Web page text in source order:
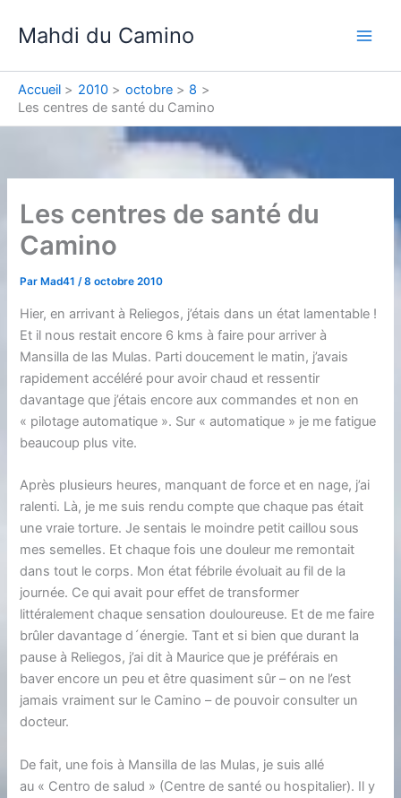
Mahdi du Camino
Accueil 2010 octobre
8
Les centres de santé du Camino
Les centres de santé du
Camino
Par Mad41/8 octobre 2010
Hier, en arrivant à Reliegos, j’étais dans un état lamentable !
Et il nous restait encore 6 kms à faire pour arriver à
Mansilla de las Mulas. Parti doucement le matin, j’avais
rapidement accéléré pour avoir chaud et ressentir
davantage que j’étais encore aux commandes et non en
« pilotage automatique ». Sur « automatique » je me fatigue
beaucoup plus vite.
Après plusieurs heures, manquant de force et en nage, j’ai
ralenti. Là, je me suis rendu compte que chaque pas était
une vraie torture. Je sentais le moindre petit caillou sous
mes semelles. Et chaque fois une douleur me remontait
dans tout le corps. Mon état fébrile évoluait au fil de la
journée. Ce qui avait pour effet de transformer
littéralement chaque sensation douloureuse. Et de me faire
brûler davantage d´énergie. Tant et si bien que durant la
pause à Reliegos, j’ai dit à Maurice que je préférais en
baver encore un peu et être quasiment sûr – on ne l’est
jamais vraiment sur le Camino – de pouvoir consulter un
docteur.
De fait, une fois à Mansilla de las Mulas, je suis allé
au « Centro de salud » (Centre de santé ou hospitalier). Il y